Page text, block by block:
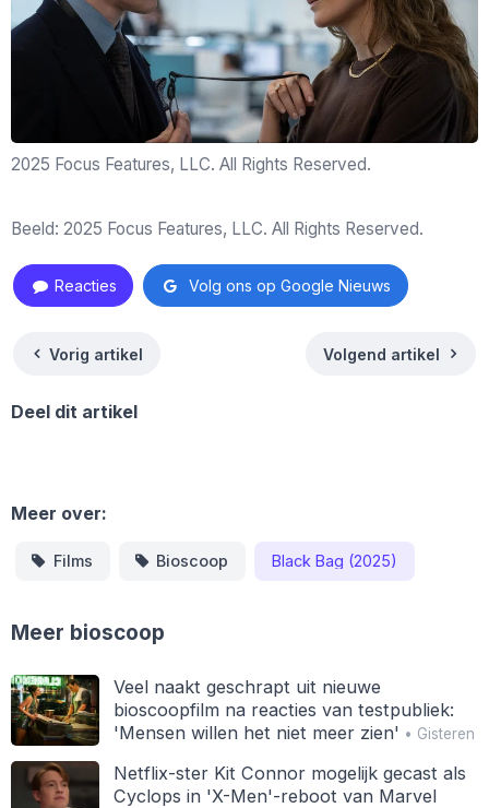
2025 Focus Features, LLC. All Rights Reserved.
Beeld: 2025 Focus Features, LLC. All Rights Reserved.
Reacties Volg ons op Google Nieuws
Vorig artikel Volgend artikel
Deel dit artikel
Meer over:
Films Bioscoop Black Bag (2025)
Meer bioscoop
Veel naakt geschrapt uit nieuwe
bioscoopfilm na reacties van testpubliek:
'Mensen willen het niet meer zien' • Gisteren
Netflix-ster Kit Connor mogelijk gecast als
Cyclops in 'X-Men'-reboot van Marvel